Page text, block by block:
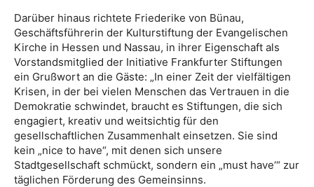
Darüber hinaus richtete Friederike von Bünau,
Geschäftsführerin der Kulturstiftung der Evangelischen
Kirche in Hessen und Nassau, in ihrer Eigenschaft als
Vorstandsmitglied der Initiative Frankfurter Stiftungen
ein Grußwort an die Gäste: „In einer Zeit der vielfältigen
Krisen, in der bei vielen Menschen das Vertrauen in die
Demokratie schwindet, braucht es Stiftungen, die sich
engagiert, kreativ und weitsichtig für den
gesellschaftlichen Zusammenhalt einsetzen. Sie sind
kein „nice to have“, mit denen sich unsere
Stadtgesellschaft schmückt, sondern ein „must have‘“ zur
täglichen Förderung des Gemeinsinns.